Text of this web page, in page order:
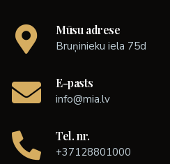
Mūsu adrese
Bruņinieku iela 75d
E-pasts
info@mia.lv
Tel. nr.
+37128801000